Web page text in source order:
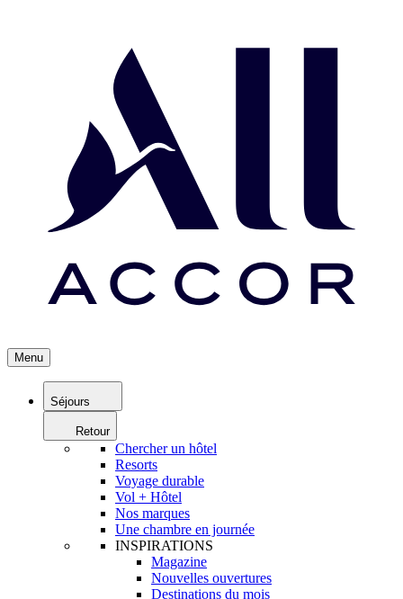
Menu
Séjours
Retour
Chercher un hôtel
Resorts
Voyage durable
Vol + Hôtel
Nos marques
Une chambre en journée
INSPIRATIONS
Magazine
Nouvelles ouvertures
Destinations du mois